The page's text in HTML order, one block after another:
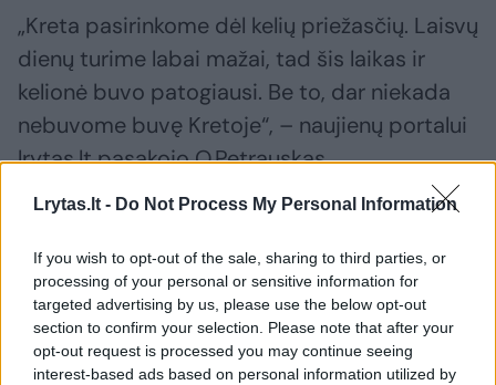
Lrytas.lt - Do Not Process My Personal Information
If you wish to opt-out of the sale, sharing to third parties, or
processing of your personal or sensitive information for
targeted advertising by us, please use the below opt-out
section to confirm your selection. Please note that after your
opt-out request is processed you may continue seeing
interest-based ads based on personal information utilized by
„Kreta pasirinkome dėl kelių priežasčių. Laisvų
dienų turime labai mažai, tad šis laikas ir
kelionė buvo patogiausi. Be to, dar niekada
nebuvome buvę Kretoje“, – naujienų portalui
lrytas.lt pasakojo O.Petrauskas
kokybiškai pailsėti, tačiau jie spėjo ir
susipažinti su Graikijos sala.
„Mums patinka tiek poilsinės, tiek pažintinės